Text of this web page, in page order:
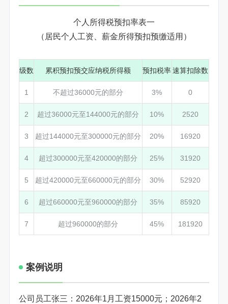
个人所得税预扣率表一
（居民个人工资、薪金所得预扣预缴适用）
级数 累积预扣预交应纳税所得额 预扣税率速算扣除数
1 不超过36000元的部分 3% 0
2 超过36000元至144000元的部分 10% 2520
3 超过144000元至300000元的部分 20% 16920
4 超过300000元至420000的部分 25% 31920
5 超过420000元至660000元的部分 30% 52920
6 超过660000元至960000的部分 35% 85920
7 超过960000的部分 45% 181920
案例说明
公司员工张三：2026年1月工资15000元；2026年2